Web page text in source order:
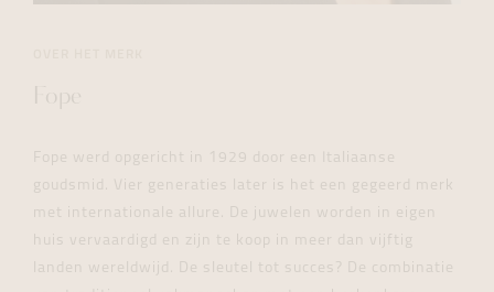
Fope
Fope werd opgericht in 1929 door een Italiaanse
goudsmid. Vier generaties later is het een gegeerd merk
met internationale allure. De juwelen worden in eigen
huis vervaardigd en zijn te koop in meer dan vijftig
landen wereldwijd. De sleutel tot succes? De combinatie